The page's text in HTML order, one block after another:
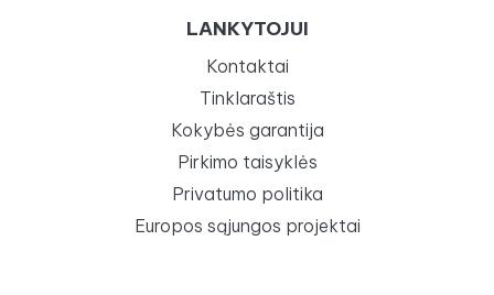
LANKYTOJUI
Kontaktai
Tinklaraštis
Kokybės garantija
Pirkimo taisyklės
Privatumo politika
Europos sąjungos projektai